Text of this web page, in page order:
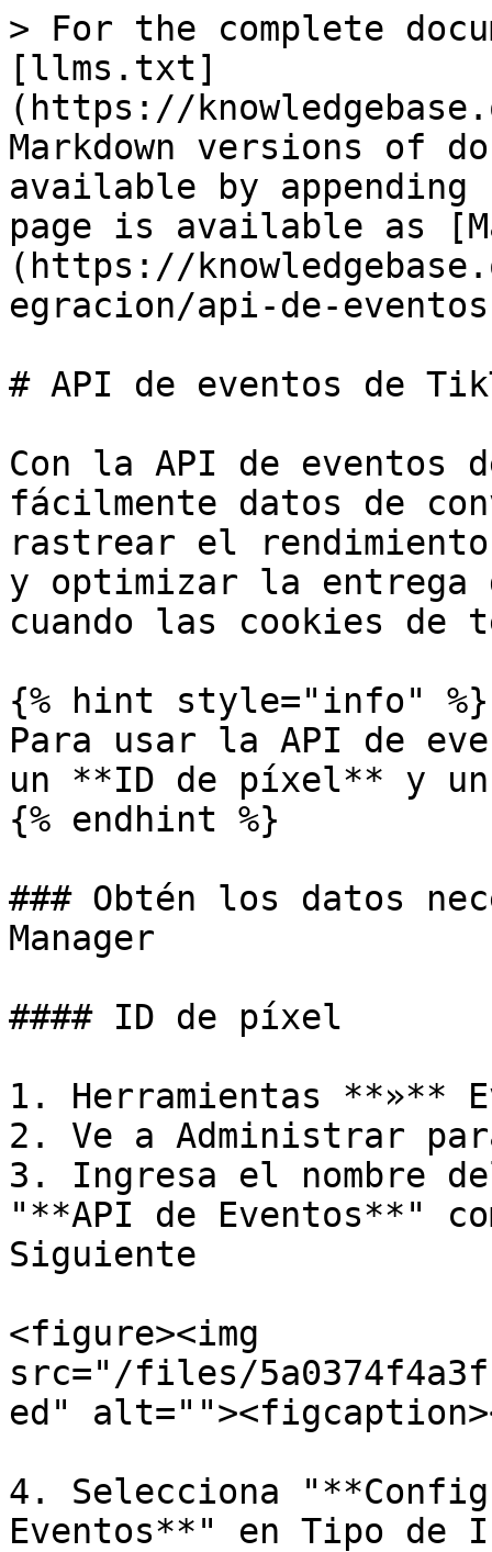
> For the complete
[llms.txt]
(https://
Markdown versions of
available by
page is available as
(https://
egracion/api-de-
# API de eventos de
Con la API de eventos
fácilmente datos de
rastrear el
y optimizar la entrega
cuando las cookies de
{% hint style="info" %}
Para usar la API de
un **ID de píxel** y un
{% endhint %}
### Obtén los datos
Manager
#### ID de píxel
1. Herramientas **»**
2. Ve a Administrar
3. Ingresa el nombre
"**API de Eventos**"
Siguiente
<figure><img
src="/files/
ed"
4. Selecciona
Eventos**" en Tipo de